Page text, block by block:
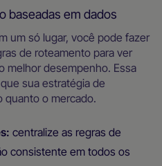
baseadas em dados
um só lugar, você pode fazer
de roteamento para ver
melhor desempenho. Essa
sua estratégia de
quanto o mercado.
centralize as regras de
consistente em todos os